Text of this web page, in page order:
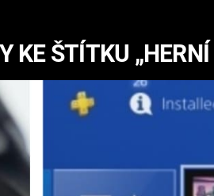
CHUCK
KE ŠTÍTKU